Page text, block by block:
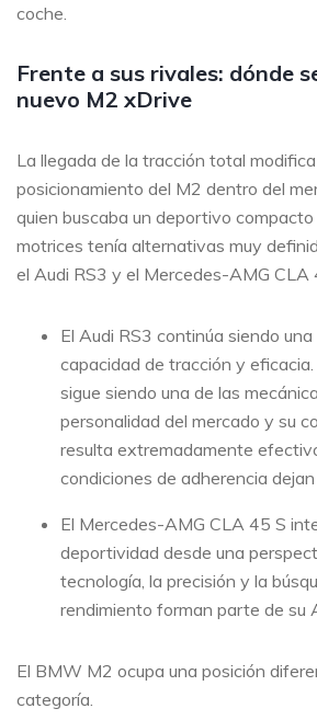
coche.
Frente a sus rivales: dónde
nuevo M2 xDrive
La llegada de la tracción total
posicionamiento del M2 dentro del
quien buscaba un deportivo
motrices tenía alternativas muy
el Audi RS3 y el Mercedes-AMG CLA
El Audi RS3 continúa siendo
capacidad de tracción y eficacia.
sigue siendo una de las
personalidad del mercado y su
resulta extremadamente
condiciones de adherencia dejan
El Mercedes-AMG CLA 45 S
deportividad desde una
tecnología, la precisión y la
rendimiento forman parte de su
El BMW M2 ocupa una posición
categoría.